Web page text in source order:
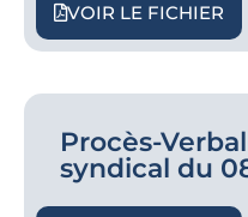
VOIR LE FICHIER
Procès-
syndical du